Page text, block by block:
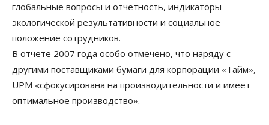
глобальные вопросы и отчетность, индикаторы
экологической результативности и социальное
положение сотрудников.
В отчете 2007 года особо отмечено, что наряду с
другими поставщиками бумаги для корпорации «Тайм»,
UPM «сфокусирована на производительности и имеет
оптимальное производство».